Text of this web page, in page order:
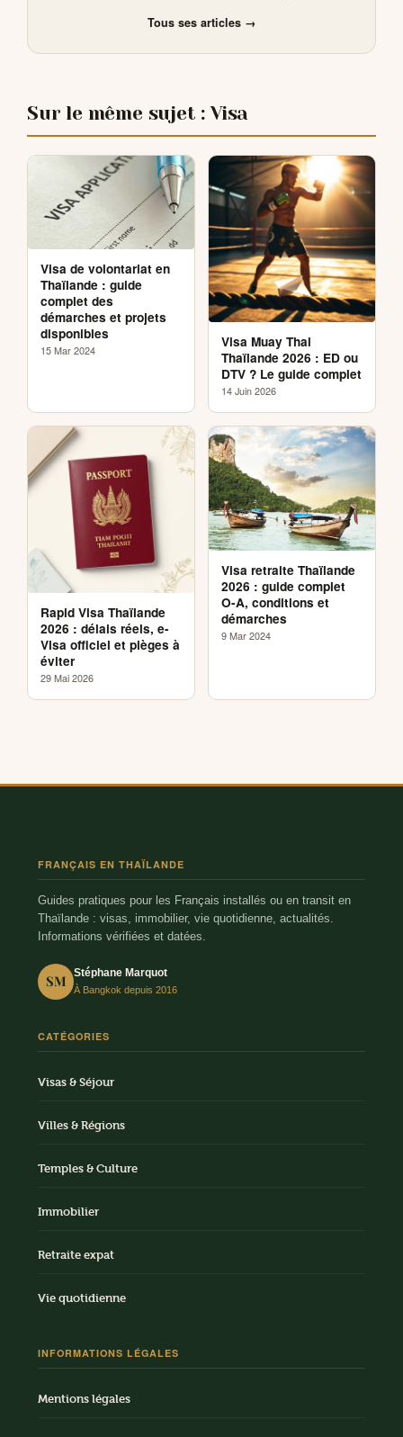
Tous ses articles →
Sur le même sujet : Visa
Visa de volontariat en
Thaïlande : guide
complet des
démarches et projets
disponibles
15 Mar 2024
Visa Muay Thai
Thaïlande 2026 : ED ou
DTV ? Le guide complet
14 Juin 2026
Rapid Visa Thaïlande
2026 : délais réels, e-
Visa officiel et pièges à
éviter
29 Mai 2026
Visa retraite Thaïlande
2026 : guide complet
O-A, conditions et
démarches
9 Mar 2024
FRANÇAIS EN THAÏLANDE
Guides pratiques pour les Français installés ou en transit en
Thaïlande : visas, immobilier, vie quotidienne, actualités.
Informations vérifiées et datées.
SM Stéphane Marquot
À Bangkok depuis 2016
CATÉGORIES
Visas & Séjour
Villes & Régions
Temples & Culture
Immobilier
Retraite expat
Vie quotidienne
INFORMATIONS LÉGALES
Mentions légales